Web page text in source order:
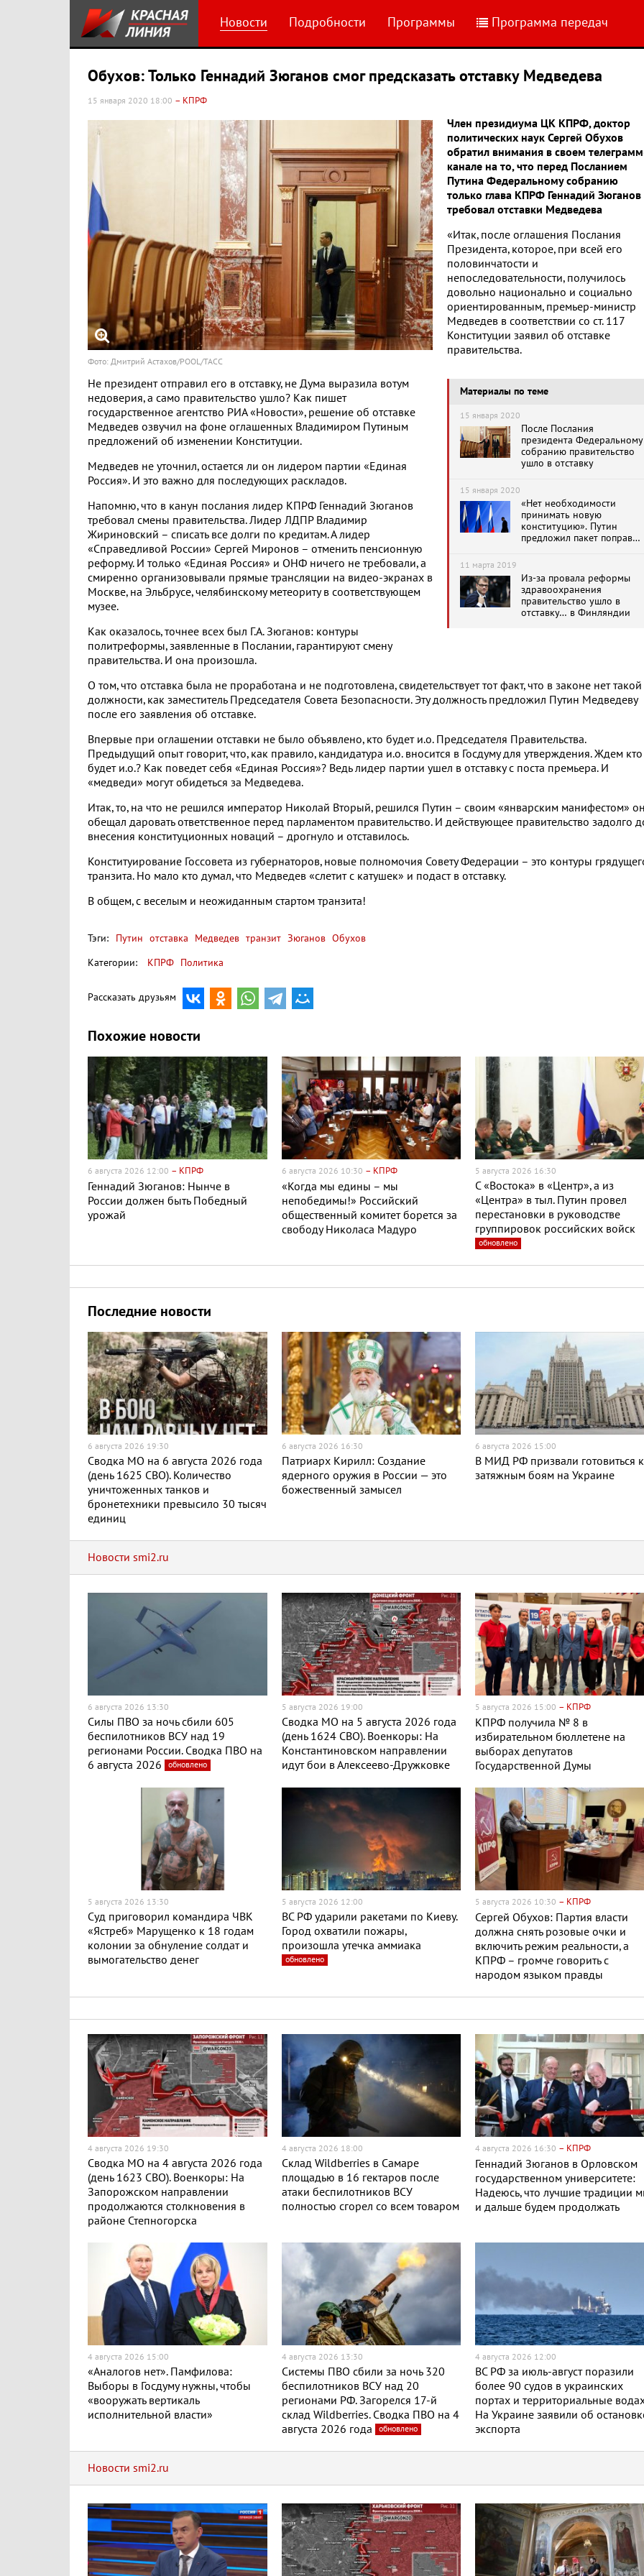
Новости Подробности Программы Программа передач
Обухов: Только Геннадий Зюганов смог предсказать отставку Медведева
15 января 2020 18:00 – КПРФ
Фото: Дмитрий Астахов/POOL/ТАСС
Член президиума ЦК КПРФ, доктор
политических наук Сергей Обухов
обратил внимания в своем
канале на то, что перед Посланием
Путина Федеральному собранию
только глава КПРФ Геннадий Зюганов
требовал отставки Медведева
Материалы по теме
15 января 2020
После Послания
президента Федеральному
собранию правительство
ушло в отставку
15 января 2020
«Нет необходимости
принимать новую
конституцию». Путин
предложил пакет поправок
парламента
11 марта 2019
Из-за провала реформы
здравоохранения
правительство ушло в
отставку… в Финляндии
«Итак, после оглашения Послания
Президента, которое, при всей его
половинчатости и
непоследовательности, получилось
довольно национально и социально
ориентированным, премьер-министр
Медведев в соответствии со ст. 117
Конституции заявил об отставке
правительства.
Не президент отправил его в отставку, не Дума выразила вотум
недоверия, а само правительство ушло? Как пишет
государственное агентство РИА «Новости», решение об отставке
Медведев озвучил на фоне оглашенных Владимиром Путиным
предложений об изменении Конституции.
Медведев не уточнил, остается ли он лидером партии «Единая
Россия». И это важно для последующих раскладов.
Напомню, что в канун послания лидер КПРФ Геннадий Зюганов
требовал смены правительства. Лидер ЛДПР Владимир
Жириновский – списать все долги по кредитам. А лидер
«Справедливой России» Сергей Миронов – отменить пенсионную
реформу. И только «Единая Россия» и ОНФ ничего не требовали, а
смиренно организовывали прямые трансляции на видео-экранах в
Москве, на Эльбрусе, челябинскому метеориту в соответствующем
музее.
Как оказалось, точнее всех был Г.А. Зюганов: контуры
политреформы, заявленные в Послании, гарантируют смену
правительства. И она произошла.
О том, что отставка была не проработана и не подготовлена, свидетельствует тот факт, что в законе нет такой
должности, как заместитель Председателя Совета Безопасности. Эту должность предложил Путин Медведеву
после его заявления об отставке.
Впервые при оглашении отставки не было объявлено, кто будет и.о. Председателя Правительства.
Предыдущий опыт говорит, что, как правило, кандидатура и.о. вносится в Госдуму для утверждения. Ждем кто
будет и.о.? Как поведет себя «Единая Россия»? Ведь лидер партии ушел в отставку с поста премьера. И
«медведи» могут обидеться за Медведева.
Итак, то, на что не решился император Николай Вторый, решился Путин – своим «январским манифестом»
обещал даровать ответственное перед парламентом правительство. И действующее правительство задолго
внесения конституционных новаций – дрогнуло и отставилось.
Конституирование Госсовета из губернаторов, новые полномочия Совету Федерации – это контуры
транзита. Но мало кто думал, что Медведев «слетит с катушек» и подаст в отставку.
В общем, с веселым и неожиданным стартом транзита!
Тэги: Путин отставка Медведев транзит Зюганов Обухов
Категории:
КПРФ Политика
Рассказать друзьям
Похожие новости
6 августа 2026 12:00 – КПРФ
Геннадий Зюганов: Нынче в
России должен быть Победный
урожай
6 августа 2026 10:30 – КПРФ
«Когда мы едины – мы
непобедимы!» Российский
общественный комитет борется за
свободу Николаса Мадуро
5 августа 2026 16:30
С «Востока» в «Центр», а из
«Центра» в тыл. Путин провел
перестановки в руководстве
группировок российских войск
обновлено
Последние новости
6 августа 2026 19:30
Сводка МО на 6 августа 2026 года
(день 1625 СВО). Количество
уничтоженных танков и
бронетехники превысило 30 тысяч
единиц
6 августа 2026 16:30
Патриарх Кирилл: Создание
ядерного оружия в России — это
божественный замысел
6 августа 2026 15:00
В МИД РФ призвали готовиться к
затяжным боям на Украине
Новости smi2.ru
6 августа 2026 13:30
Силы ПВО за ночь сбили 605
беспилотников ВСУ над 19
регионами России. Сводка ПВО на
6 августа 2026
обновлено
5 августа 2026 19:00
Сводка МО на 5 августа 2026 года
(день 1624 СВО). Военкоры: На
Константиновском направлении
идут бои в Алексеево-Дружковке
5 августа 2026 15:00 – КПРФ
КПРФ получила № 8 в
избирательном бюллетене на
выборах депутатов
Государственной Думы
5 августа 2026 13:30
Суд приговорил командира ЧВК
«Ястреб» Марущенко к 18 годам
колонии за обнуление солдат и
вымогательство денег
5 августа 2026 12:00
ВС РФ ударили ракетами по Киеву.
Город охватили пожары,
произошла утечка аммиака
обновлено
5 августа 2026 10:30 – КПРФ
Сергей Обухов: Партия власти
должна снять розовые очки и
включить режим реальности, а
КПРФ – громче говорить с
народом языком правды
4 августа 2026 19:30
Сводка МО на 4 августа 2026 года
(день 1623 СВО). Военкоры: На
Запорожском направлении
продолжаются столкновения в
районе Степногорска
4 августа 2026 18:00
Склад Wildberries в Самаре
площадью в 16 гектаров после
атаки беспилотников ВСУ
полностью сгорел со всем товаром
4 августа 2026 16:30 – КПРФ
Геннадий Зюганов в Орловском
государственном университете:
Надеюсь, что лучшие традиции
и дальше будем продолжать
4 августа 2026 15:00
«Аналогов нет». Памфилова:
Выборы в Госдуму нужны, чтобы
«вооружать вертикаль
исполнительной власти»
4 августа 2026 13:30
Системы ПВО сбили за ночь 320
беспилотников ВСУ над 20
регионами РФ. Загорелся 17-й
склад Wildberries. Сводка ПВО на 4
августа 2026 года
обновлено
4 августа 2026 12:00
ВС РФ за июль-август поразили
более 90 судов в украинских
портах и территориальные
На Украине заявили об
экспорта
Новости smi2.ru